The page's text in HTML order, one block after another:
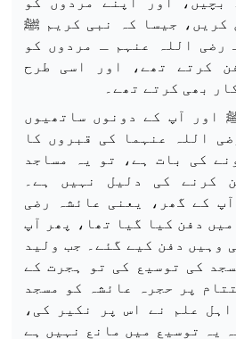
کریں، جیسا کہ نبی کریم ﷺ
رضی اللہ عنہم ـ مردوں کو
کرتے تھے، اور اسی طرح
بھی کرتے تھے۔
اور آپ کے دونوں ساتھیوں
اللہ عنہما کی قبروں کا
کی بات ہے، تو یہ مساجد
کرنے کی دلیل نہیں ہے۔
کے گھر، یعنی عائشہ رضی
دفن کیا گیا تھا، پھر آپ
وہیں دفن کیے گئے۔ جب ولید
کی توسیع کی تو ہجرت کے
پر حجرہ عائشہ کو مسجد
علم نے اس پر نکیر کی،
یہ توسیع میں مانع نہیں ہے